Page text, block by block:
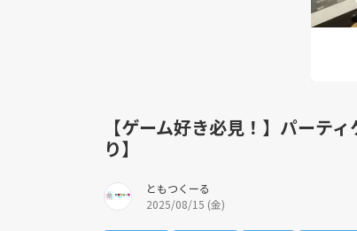
【ゲーム好き必見！】パーテ
り】
ともつくーる
2025/08/15 (金)